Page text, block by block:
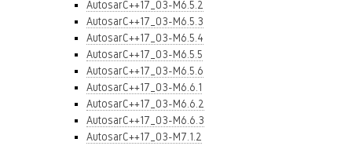
AutosarC++17_03-M6.5.2
AutosarC++17_03-M6.5.3
AutosarC++17_03-M6.5.4
AutosarC++17_03-M6.5.5
AutosarC++17_03-M6.5.6
AutosarC++17_03-M6.6.1
AutosarC++17_03-M6.6.2
AutosarC++17_03-M6.6.3
AutosarC++17_03-M7.1.2